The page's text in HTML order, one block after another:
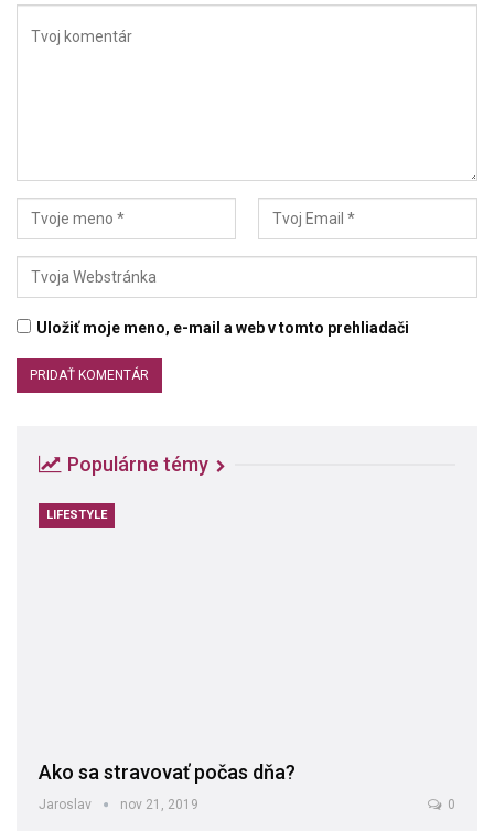
Uložiť moje meno, e-mail a web v tomto prehliadači
Populárne témy
LIFESTYLE
Ako sa stravovať počas dňa?
Jaroslav nov 21, 2019 0